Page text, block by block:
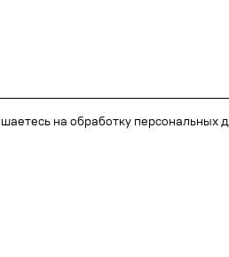
на обработку персональных